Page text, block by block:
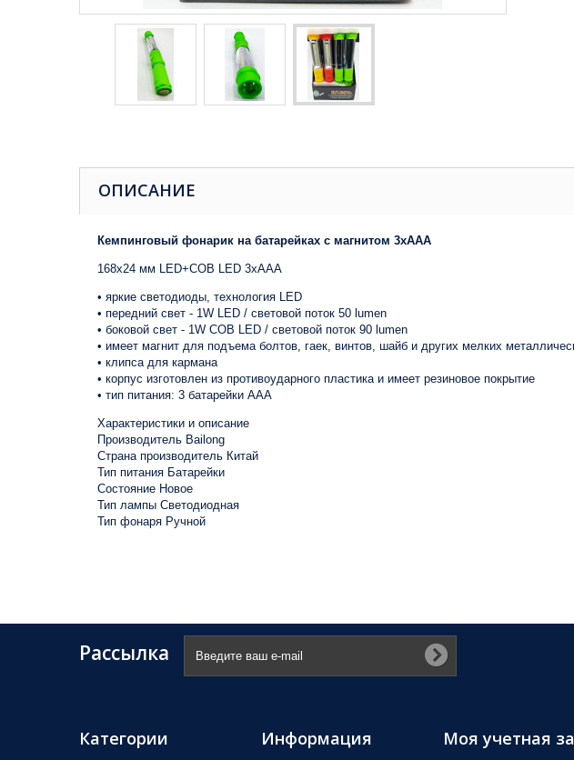
ОПИСАНИЕ
Кемпинговый фонарик на батарейках с магнитом 3xAAA
168х24 мм LED+COB LED 3xAAA
• яркие светодиоды, технология LED
• передний свет - 1W LED / световой поток 50 lumen
• боковой свет - 1W COB LED / световой поток 90 lumen
• имеет магнит для подъема болтов, гаек, винтов, шайб и других мелких
• клипса для кармана
• корпус изготовлен из противоударного пластика и имеет резиновое покрытие
• тип питания: 3 батарейки AAА
Характеристики и описание
Производитель Bailong
Страна производитель Китай
Тип питания Батарейки
Состояние Новое
Тип лампы Светодиодная
Тип фонаря Ручной
Рассылка
Категории Информация Моя учетная